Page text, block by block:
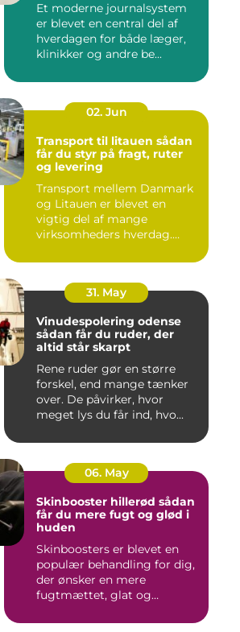
Et moderne journalsystem
er blevet en central del af
hverdagen for både læger,
klinikker og andre be...
02. Jun
Transport til litauen sådan
får du styr på fragt, ruter
og levering
Transport mellem Danmark
og Litauen er blevet en
vigtig del af mange
virksomheders hverdag.
31. May
Vinudespolering odense
sådan får du ruder, der
altid står skarpt
Rene ruder gør en større
forskel, end mange tænker
over. De påvirker, hvor
meget lys du får ind, hvo...
06. May
Skinbooster hillerød sådan
får du mere fugt og glød i
huden
Skinboosters er blevet en
populær behandling for dig,
der ønsker en mere
fugtmættet, glat og